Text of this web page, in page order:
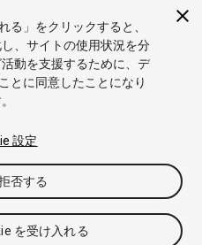
Publication 2018.4
ジベース フォーラム
アセッ
連 プライバシーポリシー
共有しない
る」をクリックすると、
、サイトの使用状況を分
動を支援するために、デ
とに同意したことになり
設定
否する
を受け入れる